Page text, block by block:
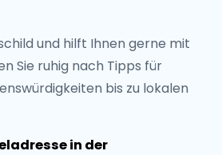
und hilft Ihnen gerne mit
Sie ruhig nach Tipps für
bis zu lokalen
in der